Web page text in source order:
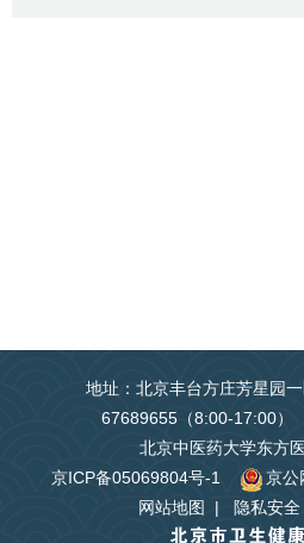
地址：北京丰台方庄芳星园
67689655（8:00-17:00
北京中医药大学东方
京ICP备05069804号-1
京公
网站地图
| 隐私安全